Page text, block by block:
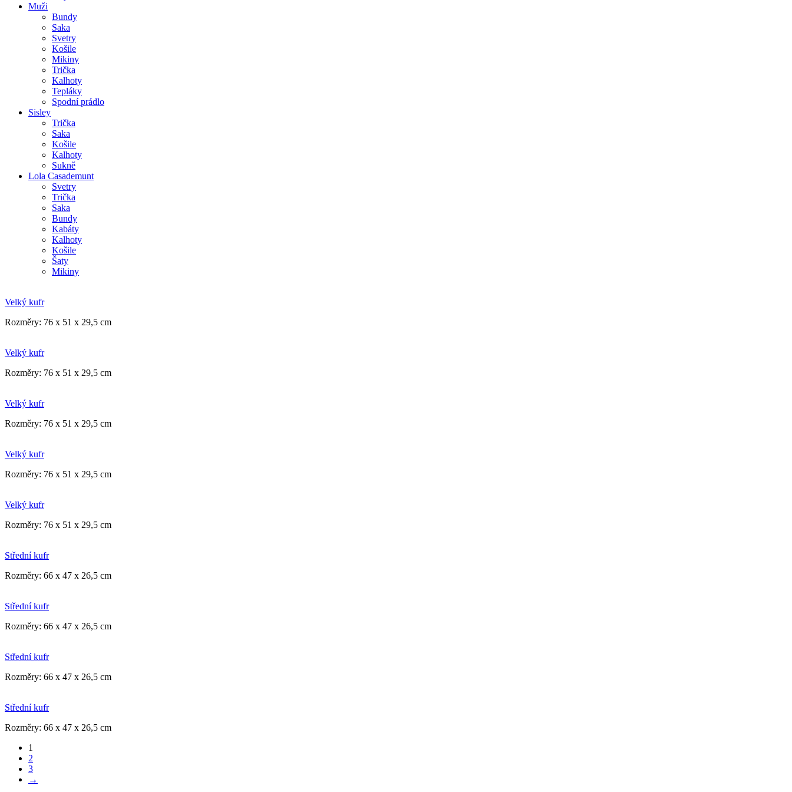
Muži
Bundy
Saka
Svetry
Košile
Mikiny
Trička
Kalhoty
Tepláky
Spodní prádlo
Sisley
Trička
Saka
Košile
Kalhoty
Sukně
Lola Casademunt
Svetry
Trička
Saka
Bundy
Kabáty
Kalhoty
Košile
Šaty
Mikiny
Velký kufr
Rozměry: 76 x 51 x 29,5 cm
Velký kufr
Rozměry: 76 x 51 x 29,5 cm
Velký kufr
Rozměry: 76 x 51 x 29,5 cm
Velký kufr
Rozměry: 76 x 51 x 29,5 cm
Velký kufr
Rozměry: 76 x 51 x 29,5 cm
Střední kufr
Rozměry: 66 x 47 x 26,5 cm
Střední kufr
Rozměry: 66 x 47 x 26,5 cm
Střední kufr
Rozměry: 66 x 47 x 26,5 cm
Střední kufr
Rozměry: 66 x 47 x 26,5 cm
1
2
3
→